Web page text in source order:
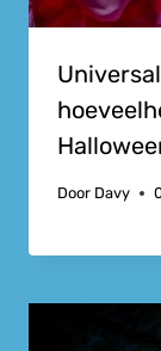
Door Davy